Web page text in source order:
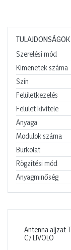
TULAJDONSÁGOK
Szerelési mód
Kimenetek száma
Szín
Felületkezelés
Felület kivitele
Anyaga
Modulok száma
Burkolat
Rögzítési mód
Anyagminőség
Antenna aljzat
C7 LIVOLO